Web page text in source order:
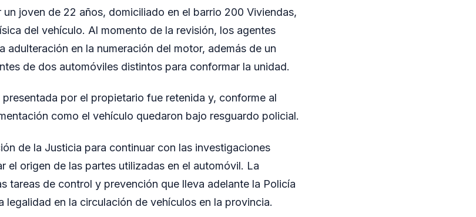
joven de 22 años, domiciliado en el barrio 200 Viviendas,
del vehículo. Al momento de la revisión, los agentes
adulteración en la numeración del motor, además de un
de dos automóviles distintos para conformar la unidad.
por el propietario fue retenida y, conforme al
como el vehículo quedaron bajo resguardo policial.
de la Justicia para continuar con las investigaciones
el origen de las partes utilizadas en el automóvil. La
tareas de control y prevención que lleva adelante la Policía
legalidad en la circulación de vehículos en la provincia.